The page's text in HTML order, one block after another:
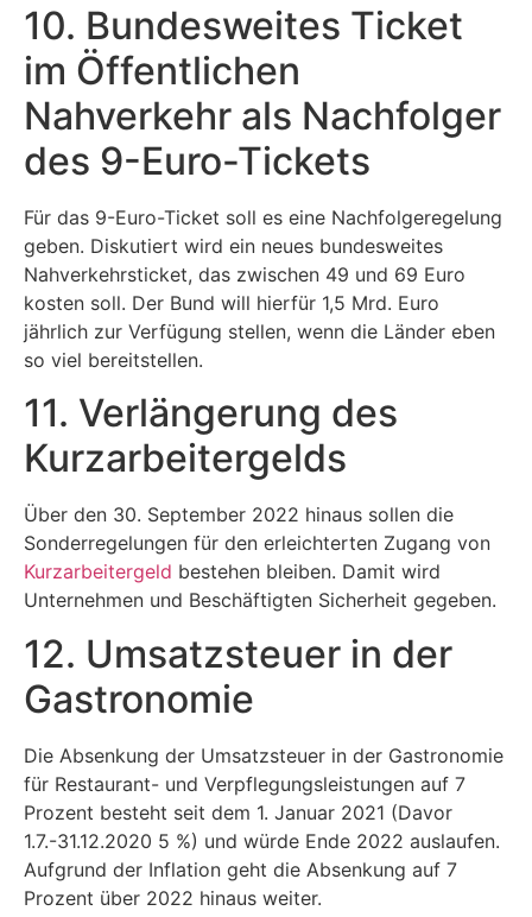
10. Bundesweites Ticket
im Öffentlichen
Nahverkehr als Nachfolger
des 9-Euro-Tickets
Für das 9-Euro-Ticket soll es eine Nachfolgeregelung
geben. Diskutiert wird ein neues bundesweites
Nahverkehrsticket, das zwischen 49 und 69 Euro
kosten soll. Der Bund will hierfür 1,5 Mrd. Euro
jährlich zur Verfügung stellen, wenn die Länder eben
so viel bereitstellen.
11. Verlängerung des
Kurzarbeitergelds
Über den 30. September 2022 hinaus sollen die
Sonderregelungen für den erleichterten Zugang von
Kurzarbeitergeld bestehen bleiben. Damit wird
Unternehmen und Beschäftigten Sicherheit gegeben.
12. Umsatzsteuer in der
Gastronomie
Die Absenkung der Umsatzsteuer in der Gastronomie
für Restaurant- und Verpflegungsleistungen auf 7
Prozent besteht seit dem 1. Januar 2021 (Davor
1.7.-31.12.2020 5 %) und würde Ende 2022 auslaufen.
Aufgrund der Inflation geht die Absenkung auf 7
Prozent über 2022 hinaus weiter.